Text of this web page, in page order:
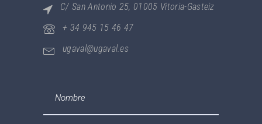
C/ San Antonio 25, 01005 Vitoria-Gasteiz
+ 34 945 15 46 47
ugaval@ugaval.es